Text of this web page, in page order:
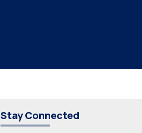
Stay Connected